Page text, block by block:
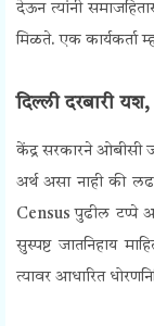
देऊन त्यांनी
मिळते. एक कार्यकर्ता
दिल्ली दरबारी
केंद्र सरकारने ओबीसी
अर्थ असा नाही की
Censusपुढील टप्पे
सुस्पष्ट जातनिहाय
त्यावर आधारित